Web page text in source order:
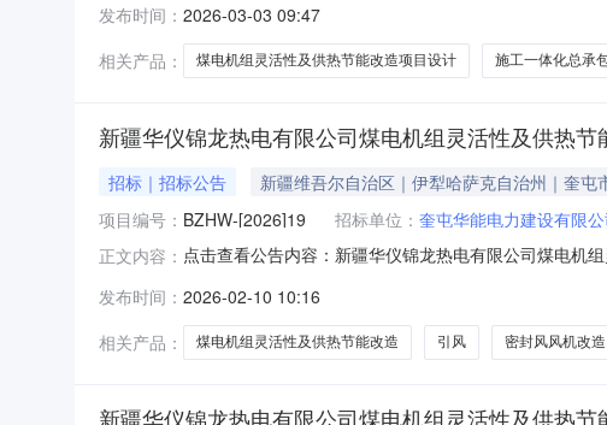
发布时间： 2026-03-03 09:47
相关产品：
煤电机组灵活性及供热节能改造项目设计 施工一体化总承
新疆华仪锦龙热电有限公司煤电机组灵活性及供热
招标｜招标公告 新疆维吾尔自治区｜伊犁哈萨克自治州｜奎屯
项目编号： BZHW-[2026]19 招标单位： 奎屯华能电力建设有限公
正文内容： 点击查看公告内容：新疆华仪锦龙热电有限公司煤电机
发布时间： 2026-02-10 10:16
相关产品：
煤电机组灵活性及供热节能改造 引风 密封风风机改造
新疆华仪锦龙热电有限公司煤电机组灵活性及供热